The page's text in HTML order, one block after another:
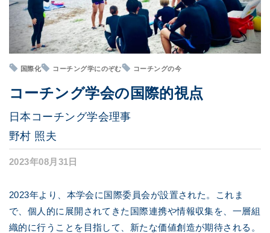
国際化 コーチング学にのぞむ コーチングの今
コーチング学会の国際的視点
日本コーチング学会理事
野村 照夫
2023年08月31日
2023年より、本学会に国際委員会が設置された。これま
で、個人的に展開されてきた国際連携や情報収集を、一層組
織的に行うことを目指して、新たな価値創造が期待される。